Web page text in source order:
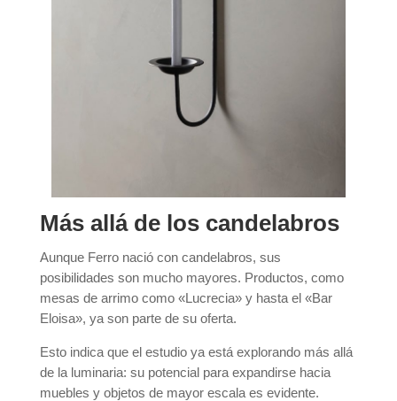
Más allá de los candelabros
Aunque Ferro nació con candelabros, sus
posibilidades son mucho mayores. Productos, como
mesas de arrimo como «Lucrecia» y hasta el «Bar
Eloisa», ya son parte de su oferta.
Esto indica que el estudio ya está explorando más allá
de la luminaria: su potencial para expandirse hacia
muebles y objetos de mayor escala es evidente.